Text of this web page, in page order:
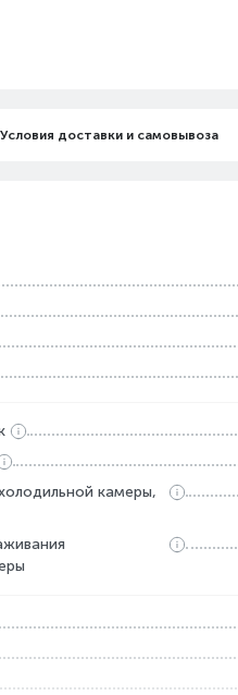
Условия доставки и самовывоза
камеры,